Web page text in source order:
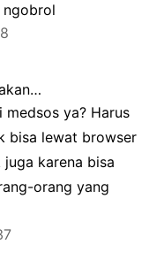
ya? Harus
bisa lewat browser
juga karena bisa
orang yang